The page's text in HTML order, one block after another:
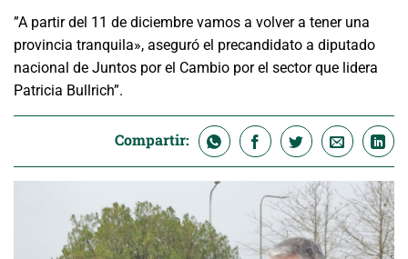
”A partir del 11 de diciembre vamos a volver a tener una
provincia tranquila», aseguró el precandidato a diputado
nacional de Juntos por el Cambio por el sector que lidera
Patricia Bullrich”.
Compartir: